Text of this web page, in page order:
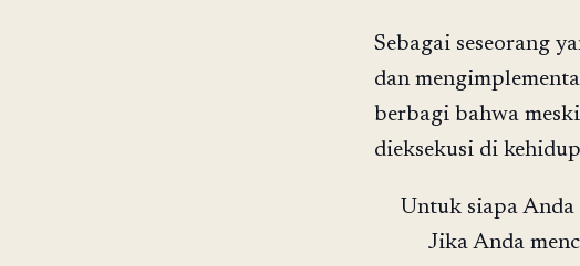
Sebagai seseorang
dan
berbagi bahwa
dieksekusi di
Untuk siapa Anda
Jika Anda